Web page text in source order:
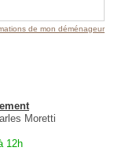
de mon déménageur
Moretti
12h